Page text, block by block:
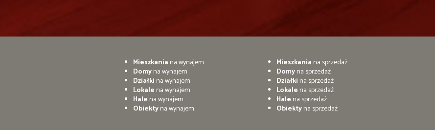
Mieszkania na wynajem
Domyna wynajem
Działki na wynajem
Lokale na wynajem
Hale na wynajem
Obiektyna wynajem
Mieszkania na sprzedaż
Domyna sprzedaż
Działki na sprzedaż
Lokale na sprzedaż
Hale na sprzedaż
Obiektyna sprzedaż